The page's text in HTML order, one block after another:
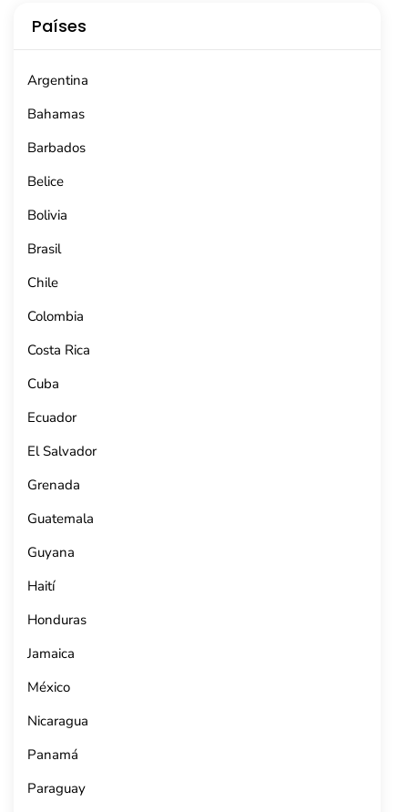
Países
Argentina
Bahamas
Barbados
Belice
Bolivia
Brasil
Chile
Colombia
Costa Rica
Cuba
Ecuador
El Salvador
Grenada
Guatemala
Guyana
Haití
Honduras
Jamaica
México
Nicaragua
Panamá
Paraguay